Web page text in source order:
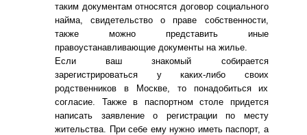
таким документам относятся договор социального
найма, свидетельство о праве собственности,
также можно представить иные
правоустанавливающие документы на жилье.
Если ваш знакомый собирается
зарегистрироваться у каких-либо своих
родственников в Москве, то понадобиться их
согласие. Также в паспортном столе придется
написать заявление о регистрации по месту
жительства. При себе ему нужно иметь паспорт, а